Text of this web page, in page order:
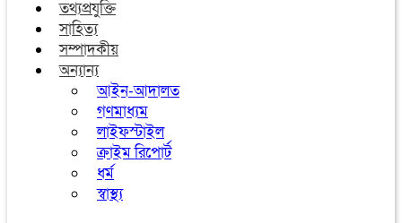
তথ্যপ্রযুক্তি
সাহিত্য
সম্পাদকীয়
অন্যান্য
আইন-আদালত
গণমাধ্যম
লাইফস্টাইল
ক্রাইম রিপোর্ট
ধর্ম
স্বাস্থ্য